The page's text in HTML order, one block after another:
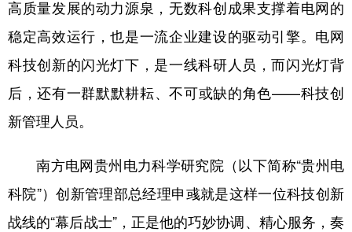
畅游贵州 数字贵州 律动贵州 健康贵州
光影贵州 部门之窗 县区直达 企业速递
融媒联播 贵阳 遵义 安顺
地方频道
高质量发展的动力源泉，无数科创成果支撑着电网的
稳定高效运行，也是一流企业建设的驱动引擎。电网
科技创新的闪光灯下，是一线科研人员，而闪光灯背
后，还有一群默默耕耘、不可或缺的角色——科技创
新管理人员。
南方电网贵州电力科学研究院（以下简称“贵州电
科院”）创新管理部总经理申彧就是这样一位科技创新
战线的“幕后战士”，正是他的巧妙协调、精心服务，奏